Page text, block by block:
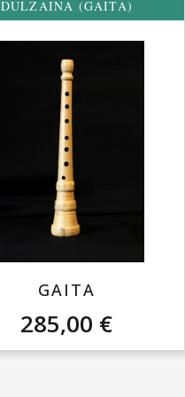
DULZAINA (GAITA)
GAITA
285,00 €